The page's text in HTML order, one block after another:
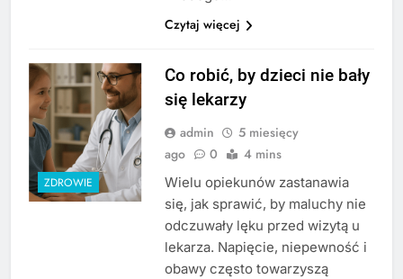
Czytaj więcej
ZDROWIE
Co robić, by dzieci nie bały
się lekarzy
admin
5 miesięcy
ago
0 4 mins
Wielu opiekunów zastanawia
się, jak sprawić, by maluchy nie
odczuwały lęku przed wizytą u
lekarza. Napięcie, niepewność i
obawy często towarzyszą